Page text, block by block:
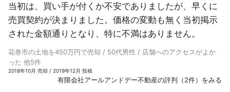
当初は、買い手が付くか不安でありましたが、早くに
売買契約が決まりました。価格の変動も無く当初掲示
された金額通りとなり、特に不満はありません。
花巻市の土地を450万円で売却 / 50代男性 / 店舗へのアクセスがよか
った 他5件
2018年10月 売却 / 2019年12月 投稿
有限会社アールアンドデー不動産の評判（2件）をみる